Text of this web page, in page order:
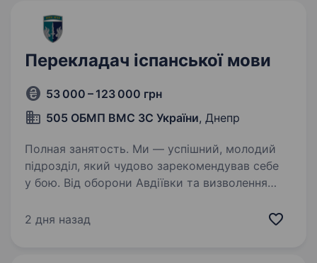
Перекладач іспанської мови
53 000 – 123 000 грн
505 ОБМП ВМС ЗС України, Днепр
Полная занятость. Ми — успішний, молодий
підрозділ, який чудово зарекомендував себе
у бою. Від оборони Авдіївки та визволення
й створення плацдарму в Кринках. Ми дійсно
2 дня назад